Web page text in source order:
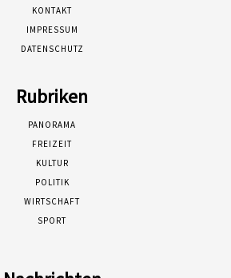
KONTAKT
IMPRESSUM
DATENSCHUTZ
Rubriken
PANORAMA
FREIZEIT
KULTUR
POLITIK
WIRTSCHAFT
SPORT